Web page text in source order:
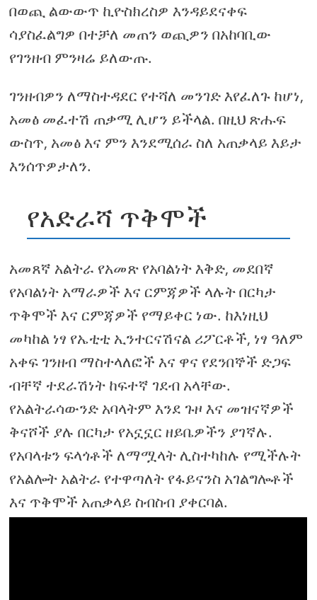
በወጪ ልውውጥ ኪዮስክረስዎ እንዳይደናቀፍ
ሳያስፈልግዎ በተቻለ መጠን ወጪዎን በአከባቢው
የገንዘብ ምንዛሬ ይለውጡ.
ገንዘብዎን ለማስተዳደር የተሻለ መንገድ እየፈለጉ ከሆነ,
አመፅ መፈተሽ ጠቃሚ ሊሆን ይችላል. በዚህ ጽሑፍ
ውስጥ, አመፅ እና ምን እንደሚሰራ ስለ አጠቃላይ እይታ
እንሰጥዎታለን.
የአድራሻ ጥቅሞች
አመጸኛ አልትራ የአመጽ የአባልነት እቅድ, መደበኛ
የአባልነት አማራዎች እና ርምጃዎች ላሉት በርካታ
ጥቅሞች እና ርምጃዎች የማይቀር ነው. ከእነዚህ
መካከል ነፃ የኤቲቲ ኢንተርናሽናል ሪፖርቶች, ነፃ ዓለም
አቀፍ ገንዘብ ማስተላለፎች እና ዋና የደንበኞች ድጋፍ
ብቸኛ ተደራሽነት ከፍተኛ ገደብ አላቸው.
የአልትራሳውንድ አባላትም እንደ ጉዞ እና መዝናኛዎች
ቅናሾች ያሉ በርካታ የአኗኗር ዘይቤዎችን ያገኛሉ.
የአባላቱን ፍላጎቶች ለማሟላት ሊስተካከሉ የሚችሉት
የአልሎት አልትራ የተዋጣለት የፋይናንስ አገልግሎቶች
እና ጥቅሞች አጠቃላይ ስብስብ ያቀርባል.